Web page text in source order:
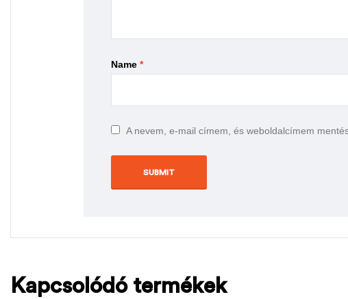
Name *
A nevem, e-mail címem, és weboldalcímem
Kapcsolódó termékek